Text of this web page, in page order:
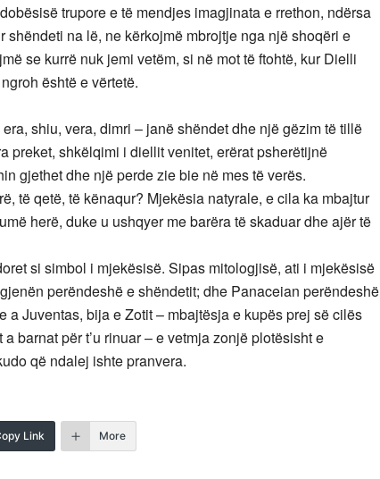
trupore e të mendjes imagjinata e rrethon, ndërsa
shëndeti na lë, ne kërkojmë mbrojtje nga një shoqëri e
se kurrë nuk jemi vetëm, si në mot të ftohtë, kur Dielli
është e vërtetë.
shiu, vera, dimri – janë shëndet dhe një gëzim të tillë
preket, shkëlqimi i diellit venitet, erërat psherëtijnë
gjethet dhe një perde zie bie në mes të verës.
të qetë, të kënaqur? Mjekësia natyrale, e cila ka mbajtur
herë, duke u ushqyer me barëra të skaduar dhe ajër të
si simbol i mjekësisë. Sipas mitologjisë, ati i mjekësisë
perëndeshë e shëndetit; dhe Panaceian perëndeshë
a Juventas, bija e Zotit – mbajtësja e kupës prej së cilës
barnat për t’u rinuar – e vetmja zonjë plotësisht e
që ndalej ishte pranvera.
Link More